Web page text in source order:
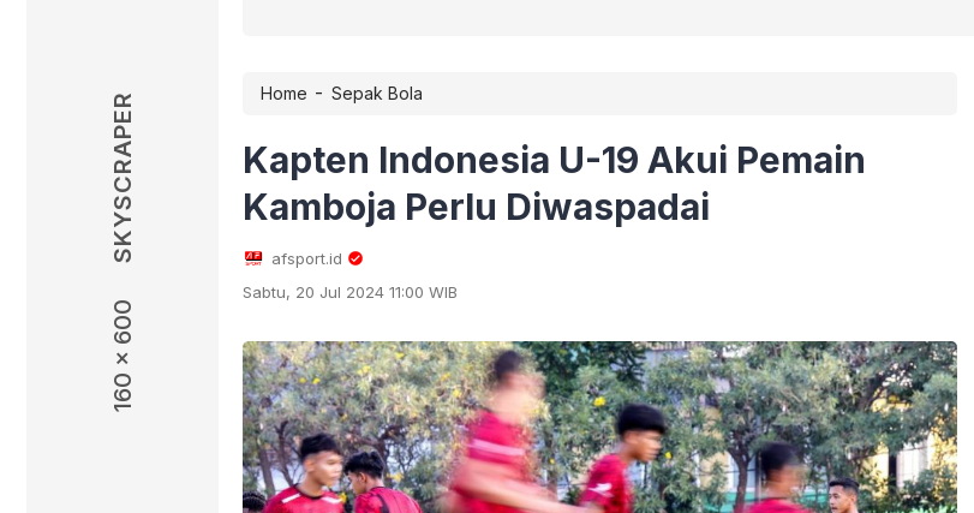
160 x 600
SKYSCRAPER Home - Sepak Bola
Kapten Indonesia U-19 Akui Pemain
Kamboja Perlu Diwaspadai
afsport.id
Sabtu, 20 Jul 2024 11:00 WIB